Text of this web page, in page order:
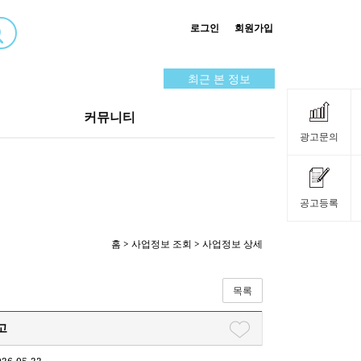
광고문의
공고등록
로그인 회원가입
최근 본 정보
커뮤니티
홈 > 사업정보 조회 > 사업정보 상세
목록